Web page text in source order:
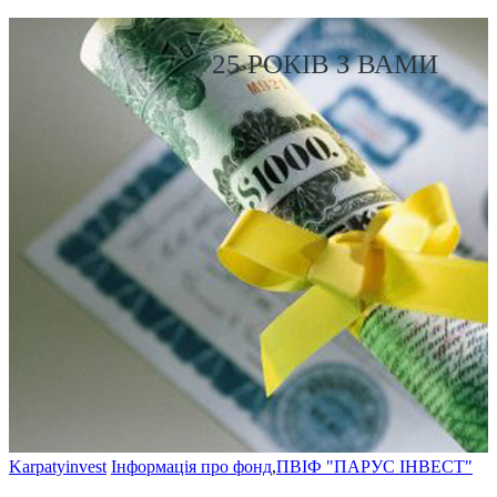
25 РОКІВ З ВАМИ
Karpatyinvest Інформація про фонд,ПВІФ "ПАРУС ІНВЕСТ"